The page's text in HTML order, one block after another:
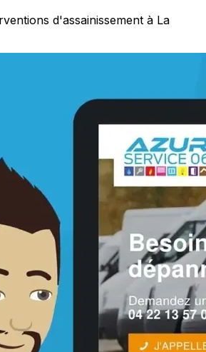
d'assainissement à La